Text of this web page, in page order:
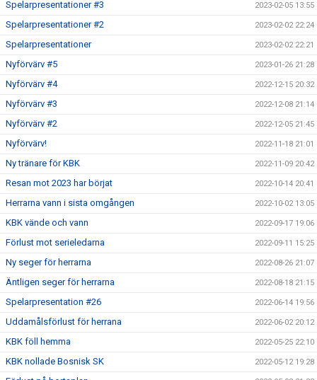
Spelarpresentationer #3 2023-02-05 13:55
Spelarpresentationer #2 2023-02-02 22:24
Spelarpresentationer 2023-02-02 22:21
Nyförvärv #5 2023-01-26 21:28
Nyförvärv #4 2022-12-15 20:32
Nyförvärv #3 2022-12-08 21:14
Nyförvärv #2 2022-12-05 21:45
Nyförvärv! 2022-11-18 21:01
Ny tränare för KBK 2022-11-09 20:42
Resan mot 2023 har börjat 2022-10-14 20:41
Herrarna vann i sista omgången 2022-10-02 13:05
KBK vände och vann 2022-09-17 19:06
Förlust mot serieledarna 2022-09-11 15:25
Ny seger för herrarna 2022-08-26 21:07
Äntligen seger för herrarna 2022-08-18 21:15
Spelarpresentation #26 2022-06-14 19:56
Uddamålsförlust för herrana 2022-06-02 20:12
KBK föll hemma 2022-05-25 22:10
KBK nollade Bosnisk SK 2022-05-12 19:28